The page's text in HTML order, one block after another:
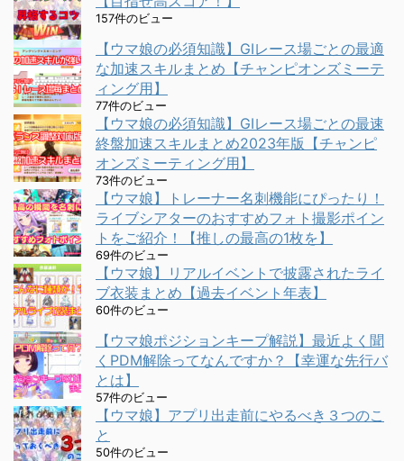
157件のビュー
【ウマ娘の必須知識】GⅠレース場ごとの最適
な加速スキルまとめ【チャンピオンズミーテ
ィング用】
77件のビュー
【ウマ娘の必須知識】GⅠレース場ごとの最速
終盤加速スキルまとめ2023年版【チャンピ
オンズミーティング用】
73件のビュー
【ウマ娘】トレーナー名刺機能にぴったり！
ライブシアターのおすすめフォト撮影ポイン
トをご紹介！【推しの最高の1枚を】
69件のビュー
【ウマ娘】リアルイベントで披露されたライ
ブ衣装まとめ【過去イベント年表】
60件のビュー
【ウマ娘ポジションキープ解説】最近よく聞
くPDM解除ってなんですか？【幸運な先行バ
とは】
57件のビュー
【ウマ娘】アプリ出走前にやるべき３つのこ
と
50件のビュー